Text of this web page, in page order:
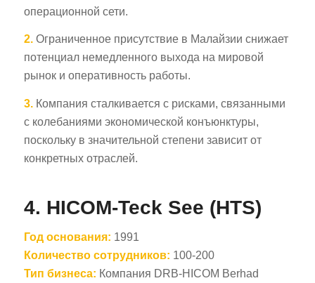
операционной сети.
2. Ограниченное присутствие в Малайзии снижает
потенциал немедленного выхода на мировой
рынок и оперативность работы.
3. Компания сталкивается с рисками, связанными
с колебаниями экономической конъюнктуры,
поскольку в значительной степени зависит от
конкретных отраслей.
4. HICOM-Teck See (HTS)
Год основания: 1991
Количество сотрудников: 100-200
Тип бизнеса: Компания DRB-HICOM Berhad